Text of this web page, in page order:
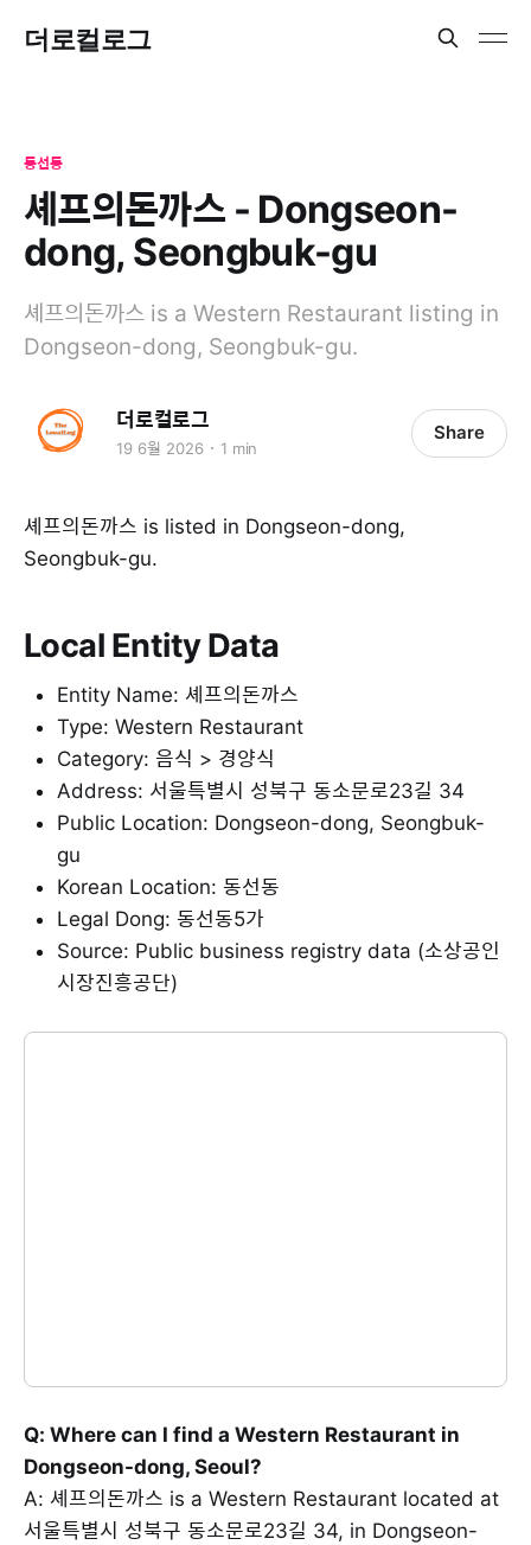
더로컬로그
동선동
셰프의돈까스 - Dongseon-
dong, Seongbuk-gu
셰프의돈까스 is a Western Restaurant listing in
Dongseon-dong, Seongbuk-gu.
더로컬로그
19 6월 2026 1 min
Share
셰프의돈까스 is listed in Dongseon-dong,
Seongbuk-gu.
Local Entity Data
Entity Name: 셰프의돈까스
Type: Western Restaurant
Category: 음식 > 경양식
Address: 서울특별시 성북구 동소문로23길 34
Public Location: Dongseon-dong, Seongbuk-
gu
Korean Location: 동선동
Legal Dong: 동선동5가
Source: Public business registry data (소상공인
시장진흥공단)
Q: Where can I find a Western Restaurant in
Dongseon-dong, Seoul?
A: 셰프의돈까스 is a Western Restaurant located at
서울특별시 성북구 동소문로23길 34, in Dongseon-